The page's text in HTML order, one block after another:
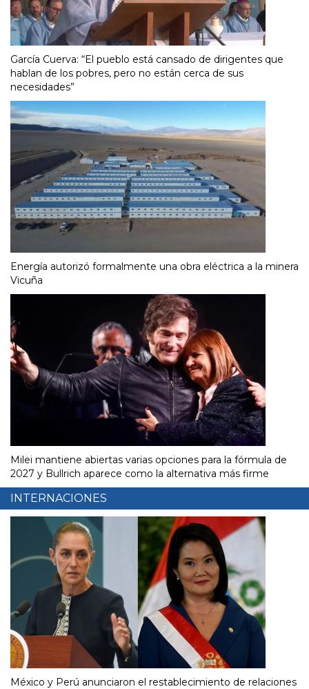
García Cuerva: “El pueblo está cansado de dirigentes que
hablan de los pobres, pero no están cerca de sus
necesidades”
Energía autorizó formalmente una obra eléctrica a la minera
Vicuña
Milei mantiene abiertas varias opciones para la fórmula de
2027 y Bullrich aparece como la alternativa más firme
INTERNACIONES
México y Perú anunciaron el restablecimiento de relaciones